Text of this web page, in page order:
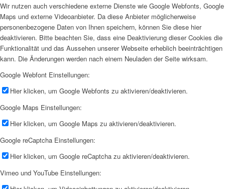
Wir nutzen auch verschiedene externe Dienste wie Google Webfonts, Google
Maps und externe Videoanbieter. Da diese Anbieter möglicherweise
personenbezogene Daten von Ihnen speichern, können Sie diese hier
deaktivieren. Bitte beachten Sie, dass eine Deaktivierung dieser Cookies die
Funktionalität und das Aussehen unserer Webseite erheblich beeinträchtigen
kann. Die Änderungen werden nach einem Neuladen der Seite wirksam.
Google Webfont Einstellungen:
Hier klicken, um Google Webfonts zu aktivieren/deaktivieren.
Google Maps Einstellungen:
Hier klicken, um Google Maps zu aktivieren/deaktivieren.
Google reCaptcha Einstellungen:
Hier klicken, um Google reCaptcha zu aktivieren/deaktivieren.
Vimeo und YouTube Einstellungen: